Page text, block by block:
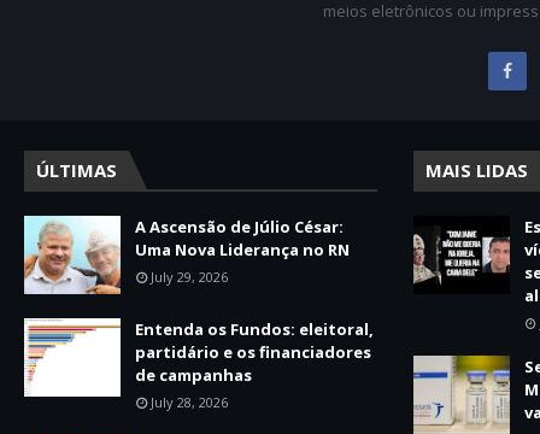
meios eletrônicos ou
ÚLTIMAS
A Ascensão de Júlio César:
Uma Nova Liderança no RN
July 29, 2026
Entenda os Fundos: eleitoral,
partidário e os financiadores
de campanhas
July 28, 2026
MAIS LIDAS